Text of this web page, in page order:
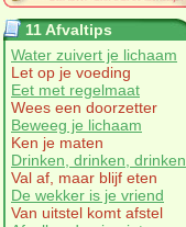
11 Afvaltips
Water zuivert je lichaam
Let op je voeding
Eet met regelmaat
Wees een doorzetter
Beweeg je lichaam
Ken je maten
Drinken, drinken, drinken
Val af, maar blijf eten
De wekker is je vriend
Van uitstel komt afstel